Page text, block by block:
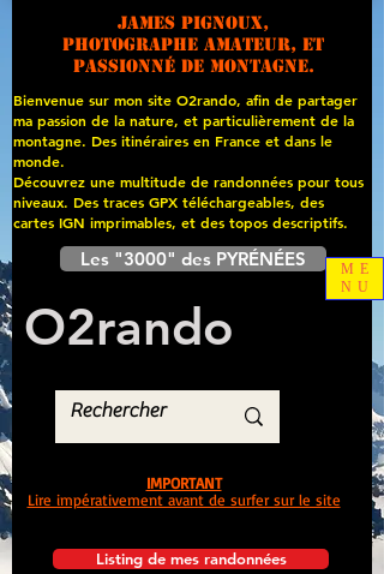
James PIGNOUX,
photographe amateur, et
passionné de montagne.
Bienvenue sur mon site O2rando, afin de partager
ma passion de la nature, et particulièrement de la
montagne. Des itinéraires en France et dans le
monde.
Découvrez une multitude de randonnées pour tous
niveaux. Des traces GPX téléchargeables, des
cartes IGN imprimables, et des topos descriptifs.
Les "3000" des PYRÉNÉES
O2rando
Listing de mes randonnées
IMPORTANT
Lire impérativement avant de surfer sur le site
ME
NU